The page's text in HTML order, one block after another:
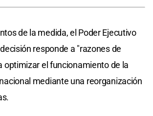
de la medida, el Poder Ejecutivo
responde a "razones de
optimizar el funcionamiento de la
mediante una reorganización